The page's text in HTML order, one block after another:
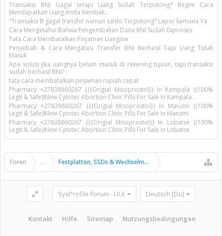
Transaksi BNI Gagal tetapi Uang Sudah Terpotong? Begini Cara
Mendapatkan Uang Anda Kembali...
"Transaksi B gagal transfer namun saldo Terpotong? Lapor kemana Ya
Cara Mengetahui Bahwa Pengembalian Dana BNI Sudah Diproses
Tata Cara Membatalkan Pinjaman Uangme
Penyebab & Cara Mengatasi Transfer BNI Berhasil Tapi Uang Tidak
Masuk
Apa solusi jika uangnya belum masuk di rekening tujuan, tapi transaksi
sudah berhasil BNI?
tata cara membatalkan pinjaman rupiah cepat
Pharmacy +27838860267 {{{Origial Misoprostol}} In Kampala ((100%
Legit & Safe))New Cytotec Abortion Clinic Pills For Sale In Kampala
Pharmacy +27838860267 {{{Origial Misoprostol}} In Manzini ((100%
Legit & Safe))New Cytotec Abortion Clinic Pills For Sale In Manzini
Pharmacy +27838860267 {{{Origial Misoprostol}} In Lobatse ((100%
Legit & Safe))New Cytotec Abortion Clinic Pills For Sale In Lobatse
Foren ... Festplatten, SSDs & Wechselmedien
SysProfile Forum - UI.X Deutsch [Du]
Kontakt Hilfe Sitemap Nutzungsbedingungen